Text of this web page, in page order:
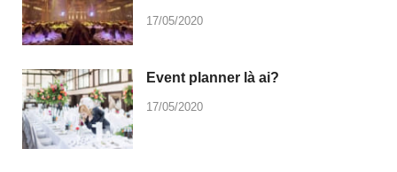
17/05/2020
Event planner là ai?
17/05/2020